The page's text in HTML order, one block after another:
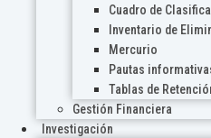
Cuadro de
Inventario de
Mercurio
Pautas
Tablas de
Gestión Financiera
Investigación